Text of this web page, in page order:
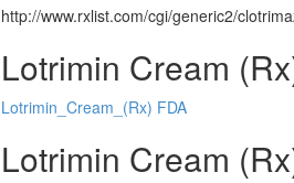
http://www.rxlist.com/cgi/generic2/
Lotrimin Cream
Lotrimin_Cream_(Rx) FDA
Lotrimin Cream